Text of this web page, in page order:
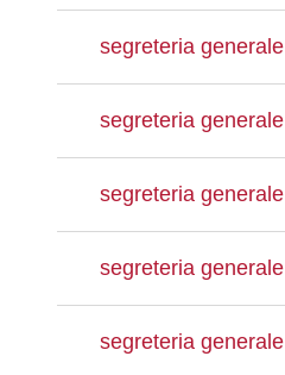
segreteria generale
segreteria generale
segreteria generale
segreteria generale
segreteria generale